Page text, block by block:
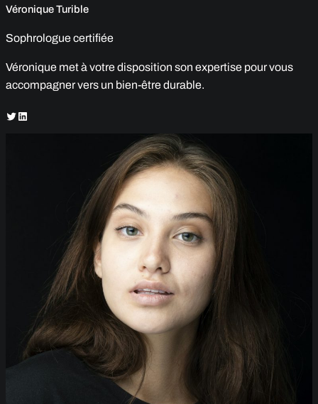
Véronique Turible
Sophrologue certifiée
Véronique met à votre disposition son expertise pour vous
accompagner vers un bien-être durable.
Twitter LinkedIn